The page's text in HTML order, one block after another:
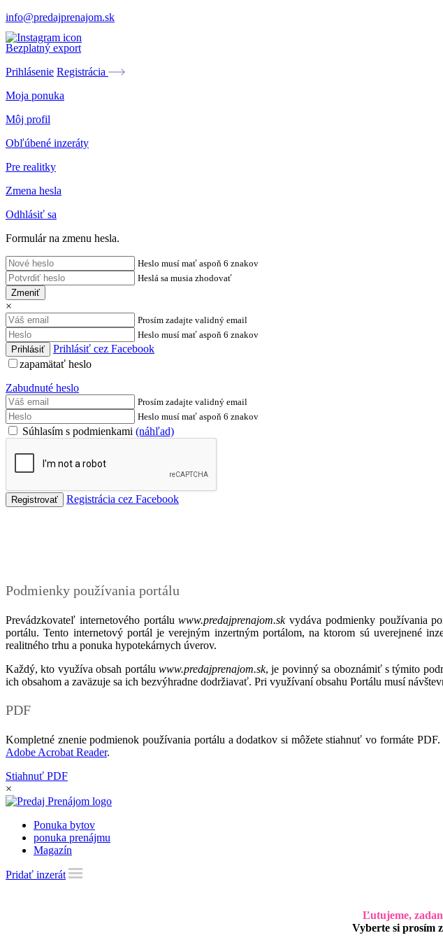
info@predajprenajom.sk
Bezplatný export
Prihlásenie Registrácia
Moja ponuka
Môj profil
Obľúbené inzeráty
Pre realitky
Zmena hesla
Odhlásiť sa
Formulár na zmenu hesla.
Heslo musí mať aspoň 6 znakov
Heslá sa musia zhodovať
Zmeniť
×
Prosím zadajte validný email
Heslo musí mať aspoň 6 znakov
Prihlásiť cez Facebook
zapamätať heslo
Zabudnuté heslo
Prosím zadajte validný email
Heslo musí mať aspoň 6 znakov
Súhlasím s podmienkami (náhľad)
Registrácia cez Facebook
Podmienky používania portálu
Prevádzkovateľ internetového portáluwww.predajprenajom.skvydáva podmienky používania
portálu. Tento internetový portál je verejným inzertným portálom, na ktorom sú uverejnené
realitného trhu a ponuka hypotekárnych úverov.
Každý, kto využíva obsah portálu www.predajprenajom.sk, je povinný sa oboznámiť s týmito
ich obsahom a zaväzuje sa ich bezvýhradne dodržiavať. Pri využívaní obsahu Portálu musí
PDF
Kompletné znenie podmienok používania portálu a dodatkov si môžete stiahnuť vo formáte
Adobe Acrobat Reader.
Stiahnuť PDF
×
Ponuka bytov
ponuka prenájmu
Magazín
Pridať inzerát
Ľutujeme,
Vyberte si prosím